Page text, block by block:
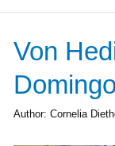
Von
Domingo
Author: Cornelia